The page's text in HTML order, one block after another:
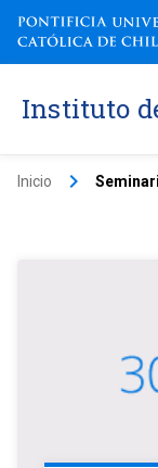
Instituto
Inicio keyboard_arrow_right